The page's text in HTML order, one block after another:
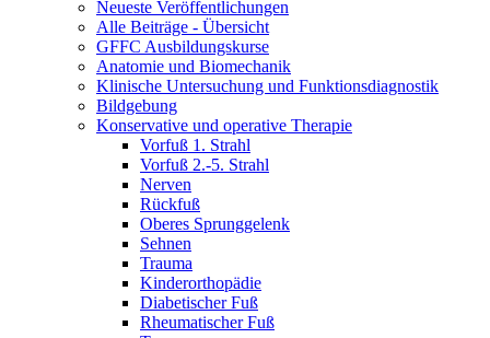
Neueste Veröffentlichungen
Alle Beiträge - Übersicht
GFFC Ausbildungskurse
Anatomie und Biomechanik
Klinische Untersuchung und Funktionsdiagnostik
Bildgebung
Konservative und operative Therapie
Vorfuß 1. Strahl
Vorfuß 2.-5. Strahl
Nerven
Rückfuß
Oberes Sprunggelenk
Sehnen
Trauma
Kinderorthopädie
Diabetischer Fuß
Rheumatischer Fuß